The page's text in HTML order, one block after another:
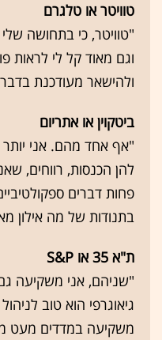
טוויטר או טלגרם
"טוויטר, כי בתחושה
וגם מאוד קל לי לראות
ולהישאר מעודכנת
ביטקוין או אתריום
"אף אחד מהם. אני
להן הכנסות, רווחים,
פחות דברים
בתנודות של מה אילון
ת"א 35 או S&P
"שניהם, אני משקיעה
גיאוגרפי הוא טוב
משקיעה במדדים מעט